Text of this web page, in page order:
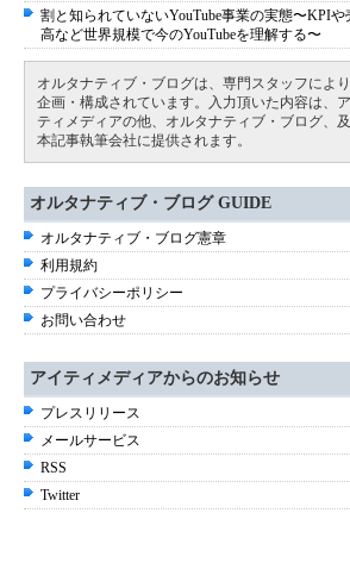
割と知られていないYouTube事業の実態〜KPIや
高など世界規模で今のYouTubeを理解する〜
オルタナティブ・ブログは、専門スタッフにより
企画・構成されています。入力頂いた内容は、
ティメディアの他、オルタナティブ・ブログ、
本記事執筆会社に提供されます。
オルタナティブ・ブログ GUIDE
オルタナティブ・ブログ憲章
利用規約
プライバシーポリシー
お問い合わせ
アイティメディアからのお知らせ
プレスリリース
メールサービス
RSS
Twitter